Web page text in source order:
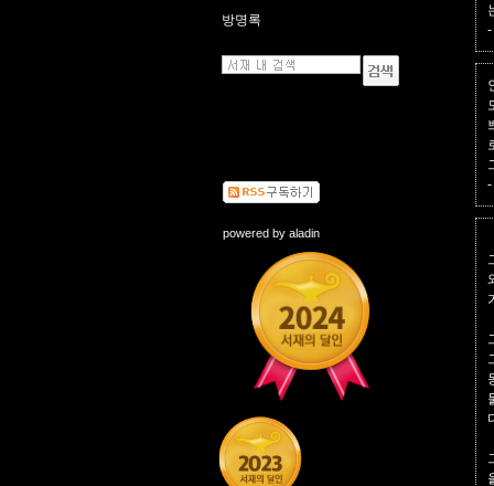
-
-
방명록
powered by aladin